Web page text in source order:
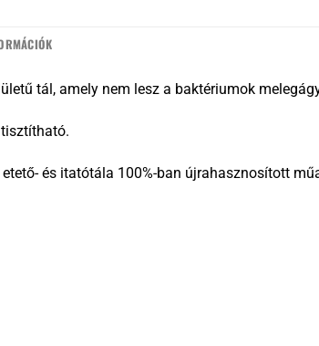
tál, amely nem lesz a baktériumok
és itatótála 100%-ban újrahasznosított